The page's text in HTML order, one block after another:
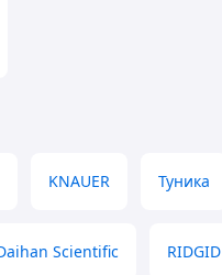
KNAUER Туника
Scientific RIDGID